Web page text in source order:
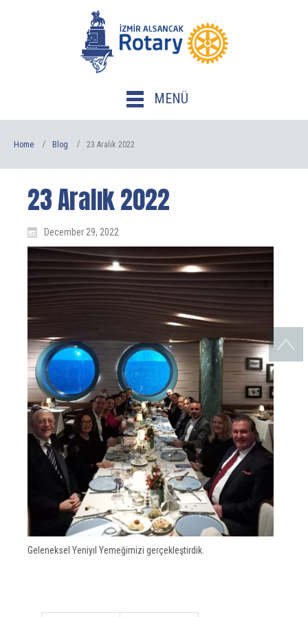
MENÜ
Home Blog 23 Aralık 2022
23 Aralık 2022
December 29, 2022
Geleneksel Yeniyıl Yemeğimizi gerçekleştirdik.